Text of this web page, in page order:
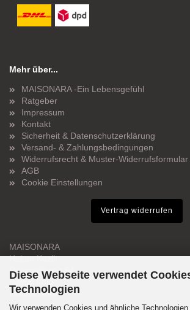
Diese Webseite verwendet
Technologien
Wir verwenden Cookies und ähnliche
Mehr über...
MAISONARA -Ein Lebensgefühl
Ratgeber
Impressum
Kontakt
Sicherheit & Datenschutzerklärung
Versand- & Zahlungsbedingungen
Widerrufsrecht & Muster-Widerrufsformular
AGB
Cookie Einstellungen
MAISONARA
Hakan Kozik
Rosmarinweg 64
50859 Köln
Deutschland
Vertrag widerrufen